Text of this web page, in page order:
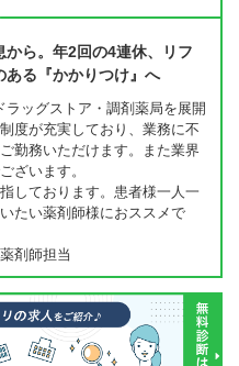
ら。年2回の4連休、リフ
ある『かかりつけ』へ
ッグストア・調剤薬局を展開
度が充実しており、業務に不
勤務いただけます。また業界
ざいます。
しております。患者様一人一
たい薬剤師様におススメで
剤師担当